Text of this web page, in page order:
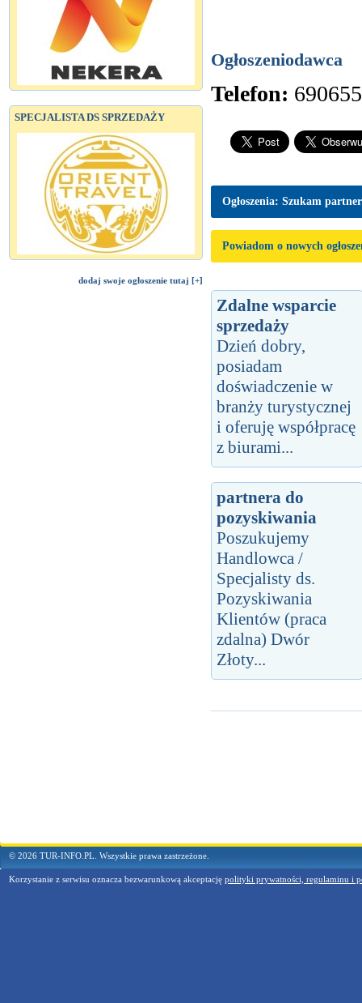
SPECJALISTA DS SPRZEDAŻY
dodaj swoje ogłoszenie tutaj [+]
Ogłoszeniodawca
Telefon:
Ogłoszenia: Szukam
Powiadom o nowych
Zdalne wsparcie
sprzedaży
Dzień dobry,
posiadam
doświadczenie w
branży turystycznej
i oferuję współpracę
z biurami...
partnera do
pozyskiwania
Poszukujemy
Handlowca /
Specjalisty ds.
Pozyskiwania
Klientów (praca
zdalna) Dwór
Złoty...
© 2026 TUR-INFO.PL. Wszystkie prawa zastrzeżone.
Korzystanie z serwisu oznacza bezwarunkową akceptację polityki prywatności, regulaminu i